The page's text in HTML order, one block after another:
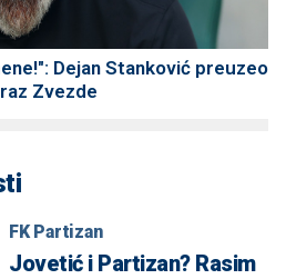
Dejan Stanković preuzeo
Zvezde
FK Partizan
Jovetić i Partizan? Rasim